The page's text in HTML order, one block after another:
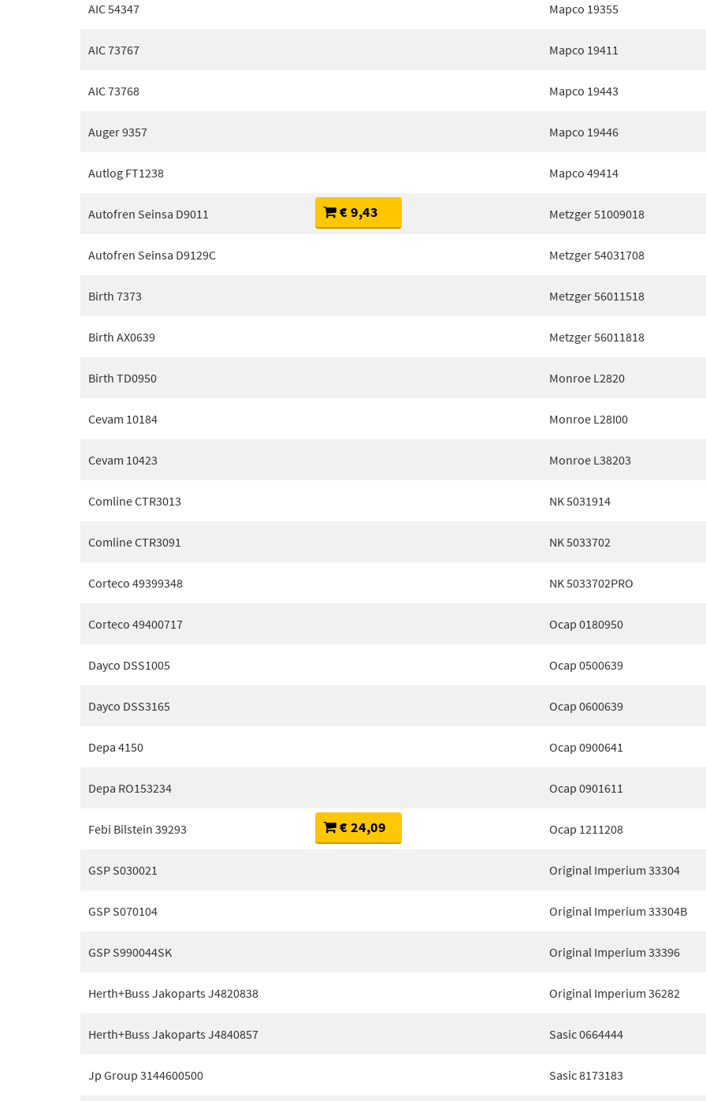
AIC 54347
AIC 73767
AIC 73768
Auger 9357
Autlog FT1238
Autofren Seinsa D9011 € 9,43
Autofren Seinsa D9129C
Birth 7373
Birth AX0639
Birth TD0950
Cevam 10184
Cevam 10423
Comline CTR3013
Comline CTR3091
Corteco 49399348
Corteco 49400717
Dayco DSS1005
Dayco DSS3165
Depa 4150
Depa RO153234
Febi Bilstein 39293 € 24,09
GSP S030021
GSP S070104
GSP S990044SK
Herth+Buss Jakoparts J4820838
Herth+Buss Jakoparts J4840857
Jp Group 3144600500
Mapco 19355
Mapco 19411
Mapco 19443
Mapco 19446
Mapco 49414
Metzger 51009018
Metzger 54031708
Metzger 56011518
Metzger 56011818
Monroe L2820
Monroe L28I00
Monroe L38203
NK 5031914
NK 5033702
NK 5033702PRO
Ocap 0180950
Ocap 0500639
Ocap 0600639
Ocap 0900641
Ocap 0901611
Ocap 1211208
Original Imperium 33304
Original Imperium 33304B
Original Imperium 33396
Original Imperium 36282
Sasic 0664444
Sasic 8173183